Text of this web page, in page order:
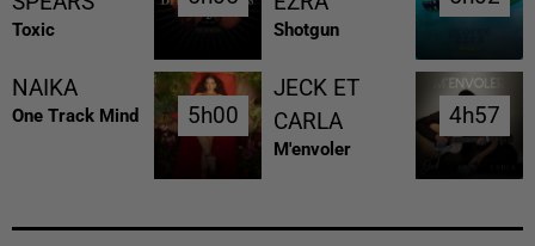
Toxic Shotgun
NAIKA
One Track Mind 5h00
5h00
JECK ET
CARLA
M'envoler
4h57
4h57